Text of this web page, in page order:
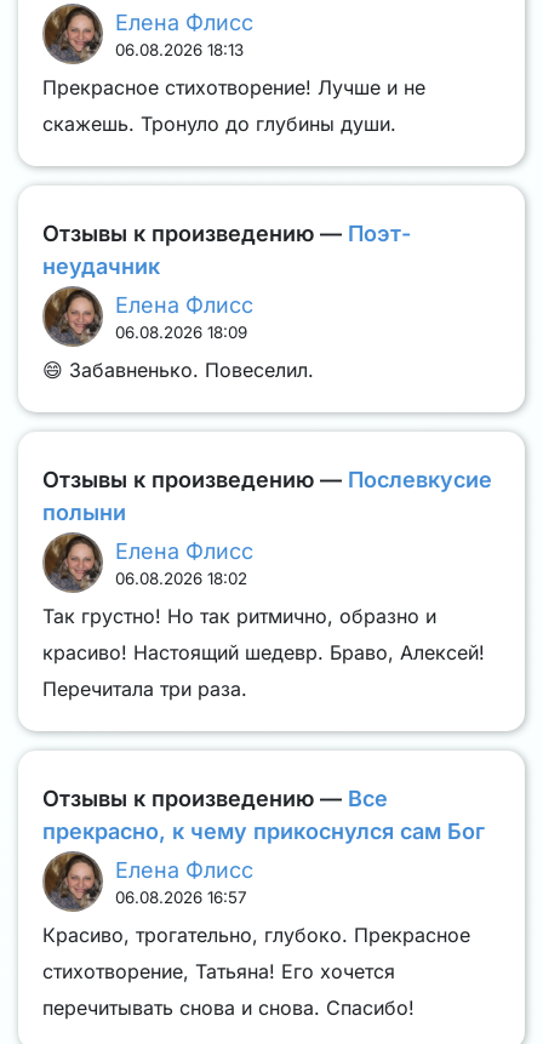
Елена Флисс
06.08.2026 18:13
Прекрасное стихотворение! Лучше и не
скажешь. Тронуло до глубины души.
Отзывы к произведению — Поэт-
неудачник
Елена Флисс
06.08.2026 18:09
😄 Забавненько. Повеселил.
Отзывы к произведению — Послевкусие
полыни
Елена Флисс
06.08.2026 18:02
Так грустно! Но так ритмично, образно и
красиво! Настоящий шедевр. Браво, Алексей!
Перечитала три раза.
Отзывы к произведению — Все
прекрасно, к чему прикоснулся сам Бог
Елена Флисс
06.08.2026 16:57
Красиво, трогательно, глубоко. Прекрасное
стихотворение, Татьяна! Его хочется
перечитывать снова и снова. Спасибо!